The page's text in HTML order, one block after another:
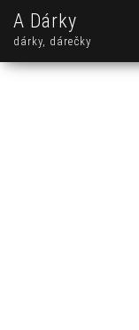
A Dárky
dárky, dárečky